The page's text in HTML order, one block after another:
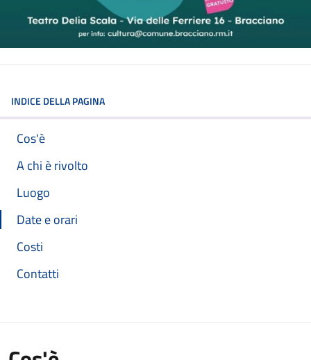
INDICE DELLA PAGINA
Cos'è
A chi è rivolto
Luogo
Date e orari
Costi
Contatti